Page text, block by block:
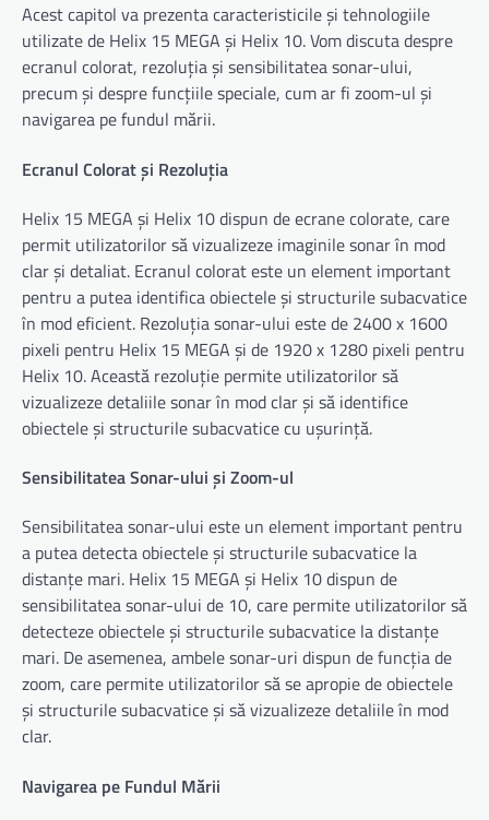
Acest capitol va prezenta caracteristicile și tehnologiile
utilizate de Helix 15 MEGA și Helix 10. Vom discuta despre
ecranul colorat, rezoluția și sensibilitatea sonar-ului,
precum și despre funcțiile speciale, cum ar fi zoom-ul și
navigarea pe fundul mării.
Ecranul Colorat și Rezoluția
Helix 15 MEGA și Helix 10 dispun de ecrane colorate, care
permit utilizatorilor să vizualizeze imaginile sonar în mod
clar și detaliat. Ecranul colorat este un element important
pentru a putea identifica obiectele și structurile subacvatice
în mod eficient. Rezoluția sonar-ului este de 2400 x 1600
pixeli pentru Helix 15 MEGA și de 1920 x 1280 pixeli pentru
Helix 10. Această rezoluție permite utilizatorilor să
vizualizeze detaliile sonar în mod clar și să identifice
obiectele și structurile subacvatice cu ușurință.
Sensibilitatea Sonar-ului și Zoom-ul
Sensibilitatea sonar-ului este un element important pentru
a putea detecta obiectele și structurile subacvatice la
distanțe mari. Helix 15 MEGA și Helix 10 dispun de
sensibilitatea sonar-ului de 10, care permite utilizatorilor să
detecteze obiectele și structurile subacvatice la distanțe
mari. De asemenea, ambele sonar-uri dispun de funcția de
zoom, care permite utilizatorilor să se apropie de obiectele
și structurile subacvatice și să vizualizeze detaliile în mod
clar.
Navigarea pe Fundul Mării